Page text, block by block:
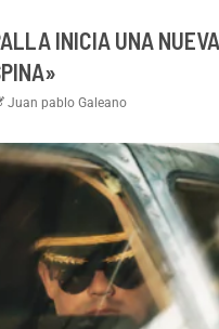
INICIA UNA
Juan pablo Galeano